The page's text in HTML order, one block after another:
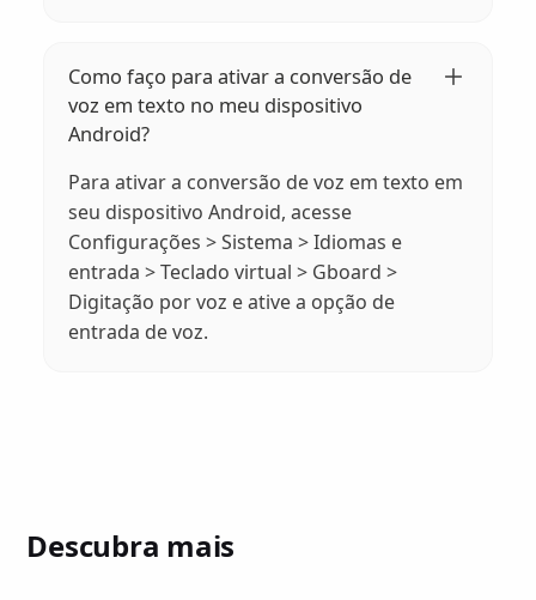
Como faço para ativar a conversão de
voz em texto no meu dispositivo
Android?
Para ativar a conversão de voz em texto em
seu dispositivo Android, acesse
Configurações > Sistema > Idiomas e
entrada > Teclado virtual > Gboard >
Digitação por voz e ative a opção de
entrada de voz.
Descubra mais